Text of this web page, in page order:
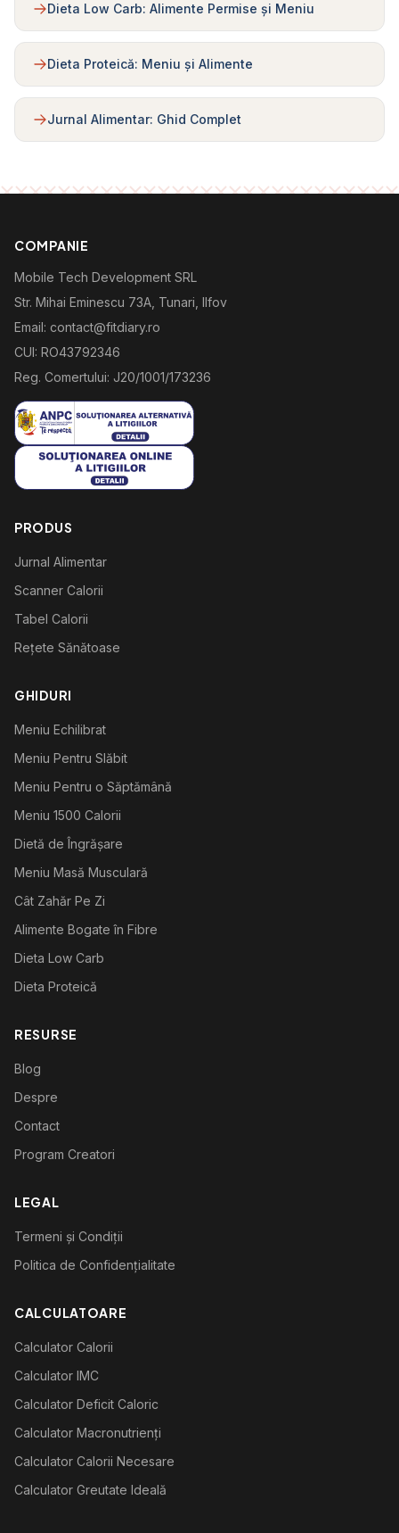
Dieta Low Carb: Alimente Permise și Meniu
Dieta Proteică: Meniu și Alimente
Jurnal Alimentar: Ghid Complet
COMPANIE
Mobile Tech Development SRL
Str. Mihai Eminescu 73A, Tunari, Ilfov
Email: contact@fitdiary.ro
CUI: RO43792346
Reg. Comertului: J20/1001/173236
PRODUS
Jurnal Alimentar
Scanner Calorii
Tabel Calorii
Rețete Sănătoase
GHIDURI
Meniu Echilibrat
Meniu Pentru Slăbit
Meniu Pentru o Săptămână
Meniu 1500 Calorii
Dietă de Îngrășare
Meniu Masă Musculară
Cât Zahăr Pe Zi
Alimente Bogate în Fibre
Dieta Low Carb
Dieta Proteică
RESURSE
Blog
Despre
Contact
Program Creatori
LEGAL
Termeni și Condiții
Politica de Confidențialitate
CALCULATOARE
Calculator Calorii
Calculator IMC
Calculator Deficit Caloric
Calculator Macronutrienți
Calculator Calorii Necesare
Calculator Greutate Ideală